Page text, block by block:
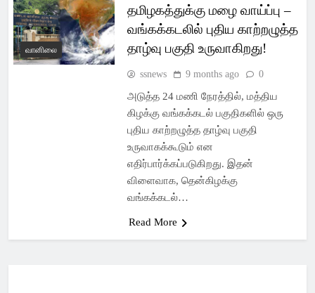
வானிலை
தமிழகத்துக்கு மழை வாய்ப்பு –
வங்கக்கடலில் புதிய காற்றழுத்த
தாழ்வு பகுதி உருவாகிறது!
ssnews 9 months ago 0
அடுத்த 24 மணி நேரத்தில், மத்திய
கிழக்கு வங்கக்கடல் பகுதிகளில் ஒரு
புதிய காற்றழுத்த தாழ்வு பகுதி
உருவாகக்கூடும் என
எதிர்பார்க்கப்படுகிறது. இதன்
விளைவாக, தென்கிழக்கு
வங்கக்கடல்…
Read More